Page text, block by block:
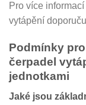
Pro více
vytápění
Podmínky
čerpadel
jednotkami
Jaké jsou